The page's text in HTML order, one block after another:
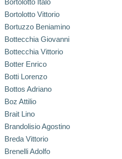
Bortolotto Italo
Bortolotto Vittorio
Bortuzzo Beniamino
Bottecchia Giovanni
Bottecchia Vittorio
Botter Enrico
Botti Lorenzo
Bottos Adriano
Boz Attilio
Brait Lino
Brandolisio Agostino
Breda Vittorio
Brenelli Adolfo